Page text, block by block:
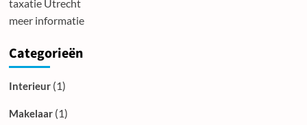
taxatie Utrecht
meer informatie
Categorieën
Interieur(1)
Makelaar(1)